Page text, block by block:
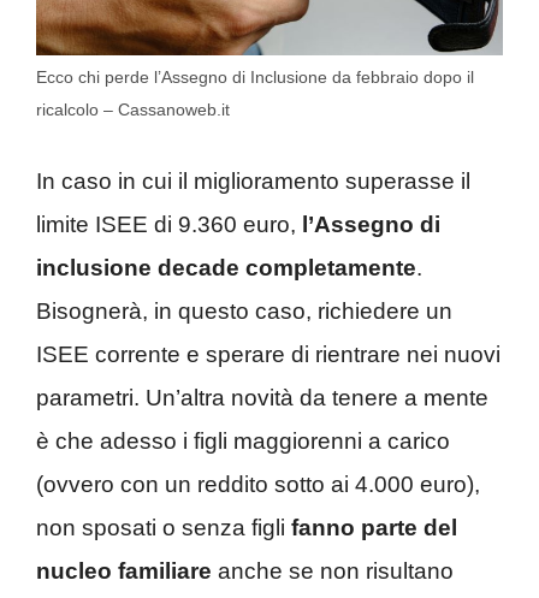
Ecco chi perde l’Assegno di Inclusione da febbraio dopo il
ricalcolo – Cassanoweb.it
In caso in cui il miglioramento superasse il
limite ISEE di 9.360 euro, l’Assegno di
inclusione decade completamente.
Bisognerà, in questo caso, richiedere un
ISEE corrente e sperare di rientrare nei nuovi
parametri. Un’altra novità da tenere a mente
è che adesso i figli maggiorenni a carico
(ovvero con un reddito sotto ai 4.000 euro),
non sposati o senza figli fanno parte del
nucleo familiare anche se non risultano